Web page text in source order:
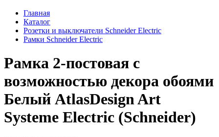
Главная
Каталог
Розетки и выключатели Schneider Electric
Рамки Schneider Electric
Рамка 2-постовая с
возможностью декора обоями
Белый AtlasDesign Art
Systeme Electric (Schneider)